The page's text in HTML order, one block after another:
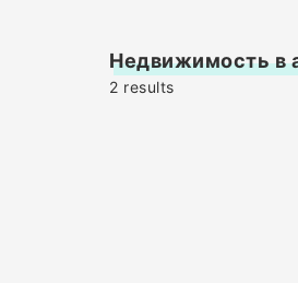
Недвижимость в
2 results